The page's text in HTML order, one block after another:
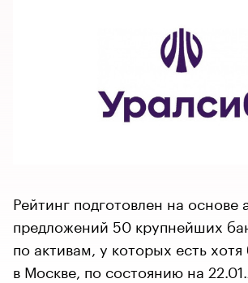
Рейтинг подготовлен на основе
предложений 50 крупнейших
по активам, у которых есть
в Москве, по состоянию на